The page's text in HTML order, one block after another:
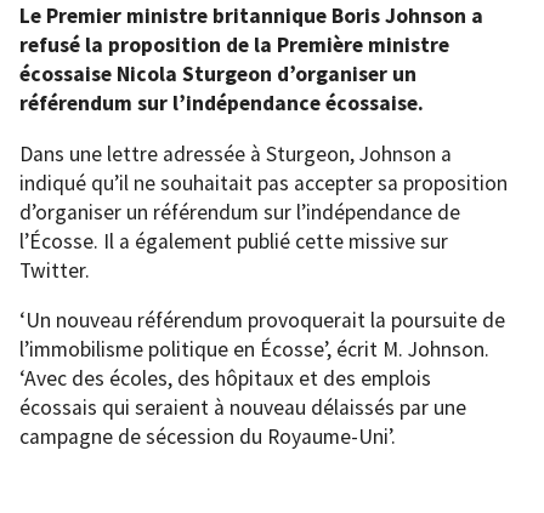
Le Premier ministre britannique Boris Johnson a
refusé la proposition de la Première ministre
écossaise Nicola Sturgeon d’organiser un
référendum sur l’indépendance écossaise.
Dans une lettre adressée à Sturgeon, Johnson a
indiqué qu’il ne souhaitait pas accepter sa proposition
d’organiser un référendum sur l’indépendance de
l’Écosse. Il a également publié cette missive sur
Twitter.
‘Un nouveau référendum provoquerait la poursuite de
l’immobilisme politique en Écosse’, écrit M. Johnson.
‘Avec des écoles, des hôpitaux et des emplois
écossais qui seraient à nouveau délaissés par une
campagne de sécession du Royaume-Uni’.